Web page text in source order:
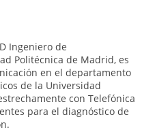
Ingeniero de
Politécnica de Madrid, es
en el departamento
de la Universidad
con Telefónica
para el diagnóstico de